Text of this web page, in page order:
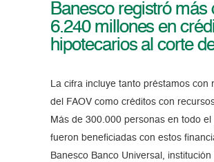
Banesco registró más
6.240 millones en
hipotecarios al corte
La cifra incluye tanto préstamos con
del FAOV como créditos con
Más de 300.000 personas en todo el
fueron beneficiadas con estos
Banesco Banco Universal, institución